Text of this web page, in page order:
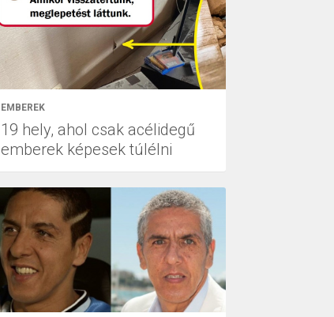
EMBEREK
19 hely, ahol csak acélidegű
emberek képesek túlélni